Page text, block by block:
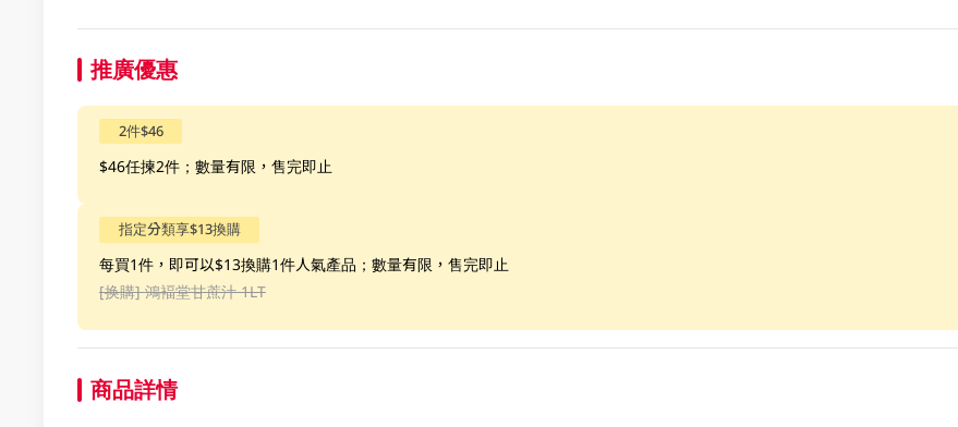
推廣優惠
2件$46
$46任揀2件；數量有限，售完即止
指定分類享$13換購
每買1件，即可以$13換購1件人氣產品；數量有限，售完即止
[换購] 鴻褔堂甘蔗汁 1LT
商品詳情